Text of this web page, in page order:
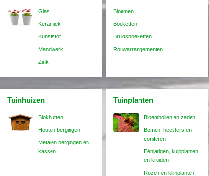
Glas
Keramiek
Kunststof
Mandwerk
Zink
Bloemen
Boeketten
Bruidsboeketten
Rouwarrangementen
Tuinhuizen
Blokhutten
Houten bergingen
Metalen bergingen en
kassen
Tuinplanten
Bloembollen en zaden
Bomen, heesters en
coniferen
Eénjarigen, kuipplanten
en kruiden
Rozen en klimplanten